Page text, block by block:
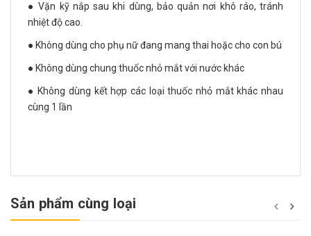
● Vặn kỹ nắp sau khi dùng, bảo quản nơi khô ráo, tránh
nhiệt độ cao.
● Không dùng cho phụ nữ đang mang thai hoặc cho con bú
● Không dùng chung thuốc nhỏ mắt với nước khác
● Không dùng kết hợp các loại thuốc nhỏ mắt khác nhau
cùng 1 lần
Sản phẩm cùng loại